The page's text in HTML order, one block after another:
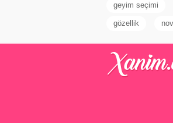
layihəd
geyim seçimi
gözellik